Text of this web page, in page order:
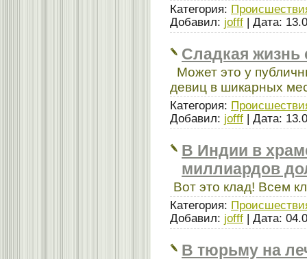
Категория:
Добавил: jofff | Дата:
Сладкая
Может это у
девиц в шикарных
Категория:
Добавил: jofff | Дата:
В Индии в
миллиардов
Вот это клад! Всем
Категория:
Добавил: jofff | Дата:
В тюрьму на